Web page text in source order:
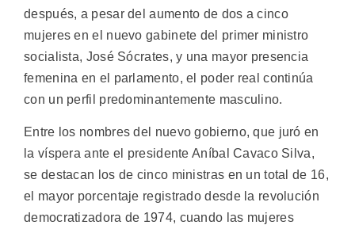
después, a pesar del aumento de dos a cinco
mujeres en el nuevo gabinete del primer ministro
socialista, José Sócrates, y una mayor presencia
femenina en el parlamento, el poder real continúa
con un perfil predominantemente masculino.
Entre los nombres del nuevo gobierno, que juró en
la víspera ante el presidente Aníbal Cavaco Silva,
se destacan los de cinco ministras en un total de 16,
el mayor porcentaje registrado desde la revolución
democratizadora de 1974, cuando las mujeres